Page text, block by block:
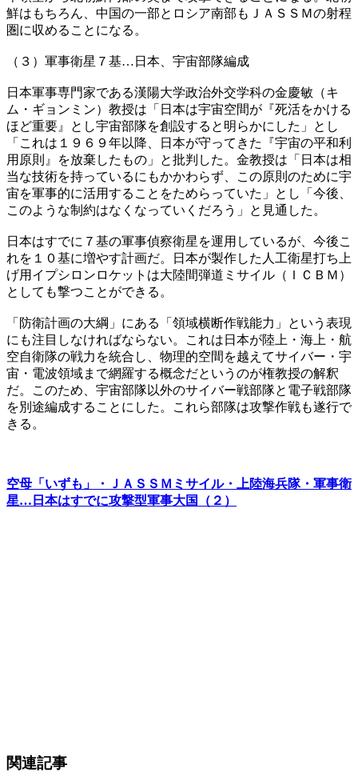
鮮はもちろん、中国の一部とロシア南部もＪＡＳＳＭの射程
圏に収めることになる。
（３）軍事衛星７基…日本、宇宙部隊編成
日本軍事専門家である漢陽大学政治外交学科の金慶敏（キ
ム・ギョンミン）教授は「日本は宇宙空間が『死活をかける
ほど重要』とし宇宙部隊を創設すると明らかにした」とし
「これは１９６９年以降、日本が守ってきた『宇宙の平和利
用原則』を放棄したもの」と批判した。金教授は「日本は相
当な技術を持っているにもかかわらず、この原則のために宇
宙を軍事的に活用することをためらっていた」とし「今後、
このような制約はなくなっていくだろう」と見通した。
日本はすでに７基の軍事偵察衛星を運用しているが、今後こ
れを１０基に増やす計画だ。日本が製作した人工衛星打ち上
げ用イプシロンロケットは大陸間弾道ミサイル（ＩＣＢＭ）
としても撃つことができる。
「防衛計画の大綱」にある「領域横断作戦能力」という表現
にも注目しなければならない。これは日本が陸上・海上・航
空自衛隊の戦力を統合し、物理的空間を越えてサイバー・宇
宙・電波領域まで網羅する概念だというのが権教授の解釈
だ。このため、宇宙部隊以外のサイバー戦部隊と電子戦部隊
を別途編成することにした。これら部隊は攻撃作戦も遂行で
きる。
空母「いずも」・ＪＡＳＳＭミサイル・上陸海兵隊・軍事衛
星…日本はすでに攻撃型軍事大国（２）
関連記事